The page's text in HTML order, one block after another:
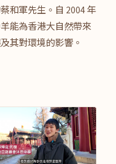
和軍先生。自 2004 年
能為香港大自然帶來
其對環境的影響。